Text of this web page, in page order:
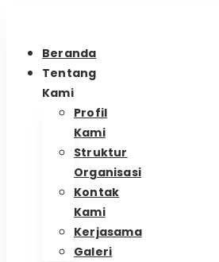
Beranda
Tentang
Kami
Profil
Kami
Struktur
Organisasi
Kontak
Kami
Kerjasama
Galeri